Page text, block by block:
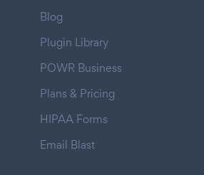
Blog
Plugin Library
POWR Business
Plans & Pricing
HIPAA Forms
Email Blast